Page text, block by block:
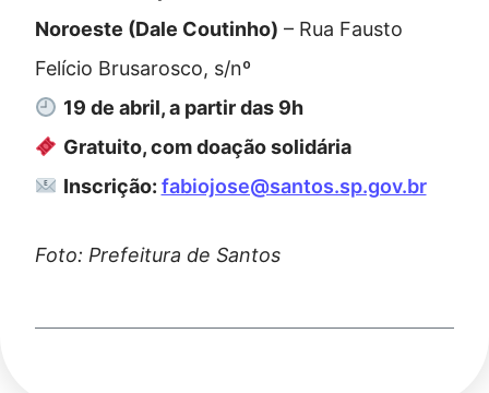
Noroeste (Dale Coutinho) – Rua Fausto
Felício Brusarosco, s/nº
19 de abril, a partir das 9h
Gratuito, com doação solidária
Inscrição: fabiojose@santos.sp.gov.br
Foto: Prefeitura de Santos